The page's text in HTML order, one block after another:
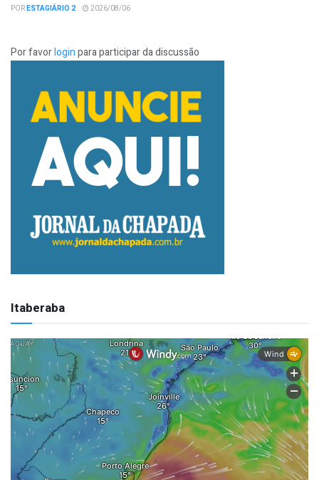
PORESTAGIÁRIO 2 2026/08/06
Por favorloginpara participar da discussão
Itaberaba